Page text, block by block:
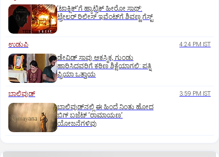
ʼಟಾಕ್ಸಿಕ್‌ʼಗೆ ಹ್ಯಾಟ್ರಿಕ್‌ ಹೀರೋ ಸಾಥ್:‌
ಟ್ರೇಲರ್‌ ರಿಲೀಸ್‌ ಇವೆಂಟ್‌ಗೆ ಶಿವಣ್ಣ ಗೆಸ್ಟ್
ಉಡುಪಿ 4:24 PM IST
ಡೇವಿಡ್ ಸಾವು ಆಕಸ್ಮಿಕ, ಗುಂಡು
ಹಾರಿಸಿದವರಿಗೆ ಕಠಿಣ ಶಿಕ್ಷೆಯಾಗಲಿ: ಪತ್ನಿ
ಪ್ರಿಯಾ ಒತ್ತಾಯ
ಬಾಲಿವುಡ್‌ 3:59 PM IST
ಬಾಲಿವುಡ್‌ನಲ್ಲಿ ಈ ಹಿಂದೆ ನಿಂತು ಹೋದ
ಬಿಗ್‌ ಬಜೆಟ್ ʼರಾಮಾಯಣʼ‌
ಯೋಜನೆಗಳಿವು